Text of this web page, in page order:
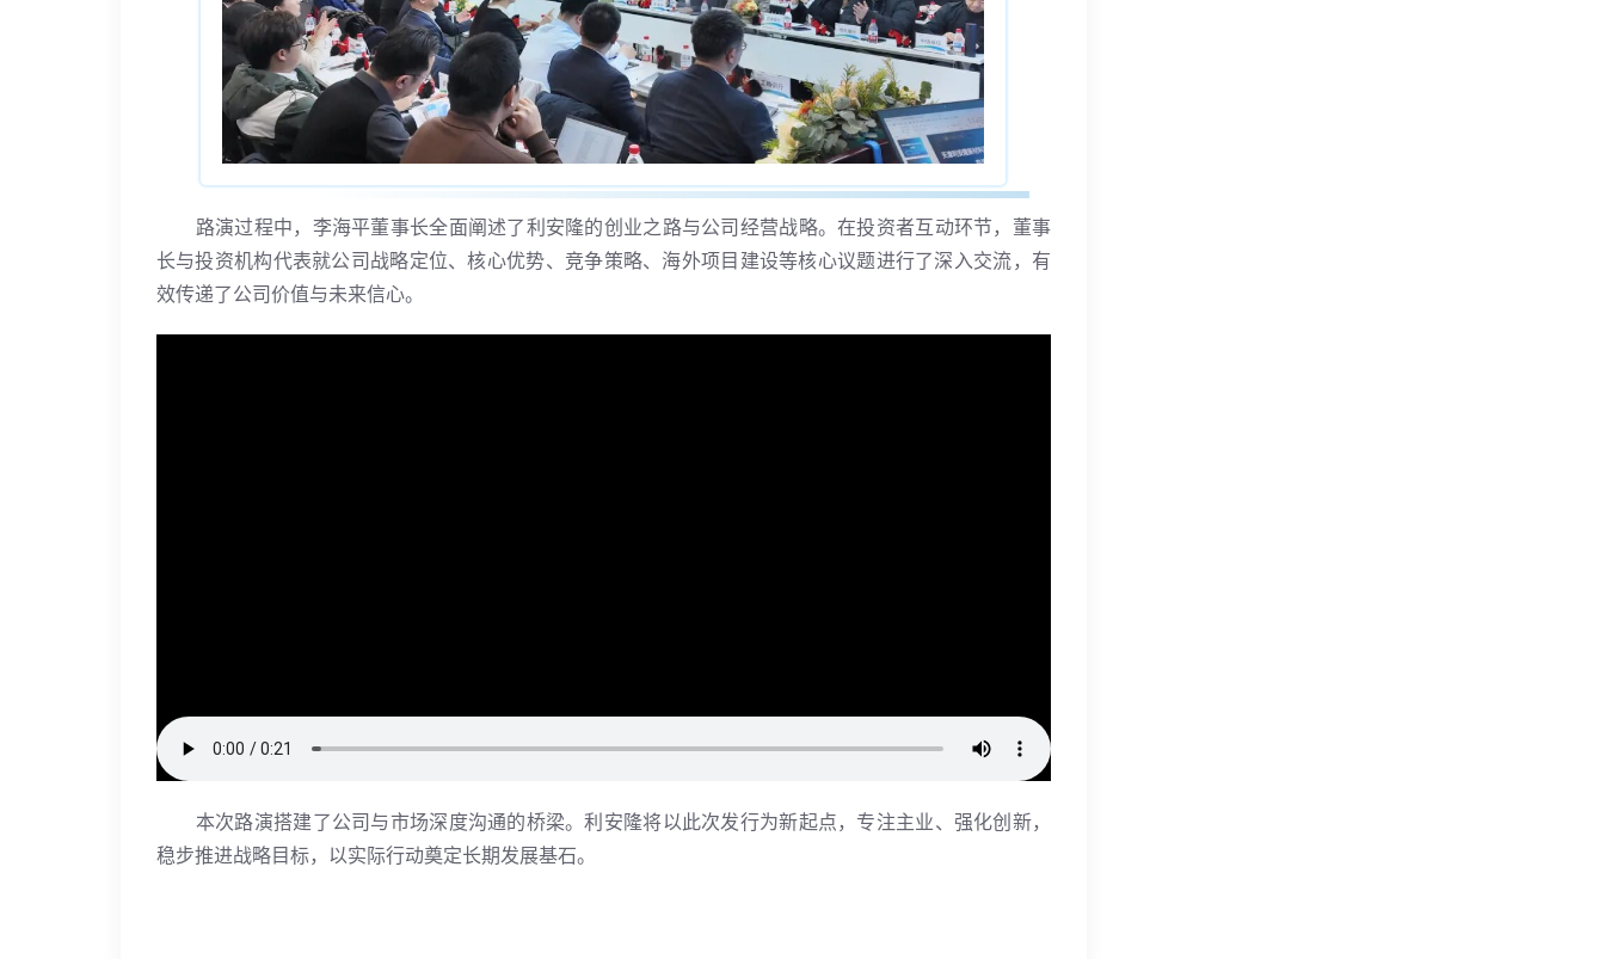
路演过程中，李海平董事长全面阐述了利安隆的创业之路与公司经营战略。在投资者互动环节，董事
长与投资机构代表就公司战略定位、核心优势、竞争策略、海外项目建设等核心议题进行了深入交流，有
效传递了公司价值与未来信心。
本次路演搭建了公司与市场深度沟通的桥梁。利安隆将以此次发行为新起点，专注主业、强化创新，
稳步推进战略目标，以实际行动奠定长期发展基石。